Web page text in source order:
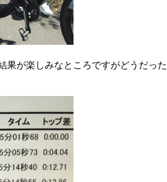
果が楽しみなところですがどうだっ